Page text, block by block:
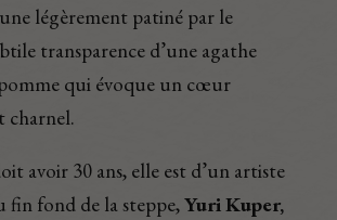
légèrement patiné par le
transparence d’une agathe
qui évoque un cœur
charnel.
avoir 30 ans, elle est d’un artiste
fin fond de la steppe,Yuri Kuper,